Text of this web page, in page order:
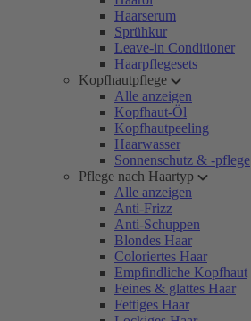
Haarserum
Sprühkur
Leave-in Conditioner
Haarpflegesets
Kopfhautpflege
Alle anzeigen
Kopfhaut-Öl
Kopfhautpeeling
Haarwasser
Sonnenschutz & -pflege
Pflege nach Haartyp
Alle anzeigen
Anti-Frizz
Anti-Schuppen
Blondes Haar
Coloriertes Haar
Empfindliche Kopfhaut
Feines & glattes Haar
Fettiges Haar